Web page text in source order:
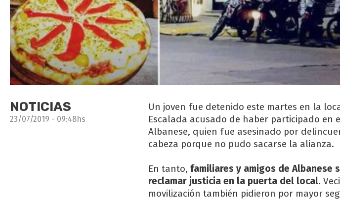
NOTICIAS
23/07/2019 - 09:48hs
Un joven fue detenido este martes en la
Escalada acusado de haber participado en
Albanese, quien fue asesinado por
cabeza porque no pudo sacarse la alianza.
En tanto, familiares y amigos de Albanese
reclamar justicia en la puerta del local.
movilización también pidieron por mayor